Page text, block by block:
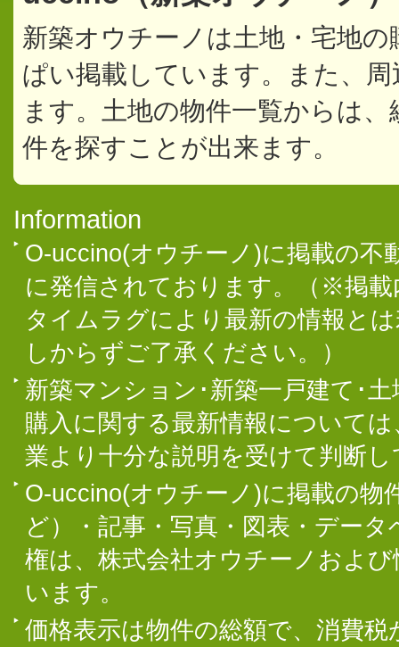
新築オウチーノは土地・宅地
ぱい掲載しています。また、
ます。土地の物件一覧からは
件を探すことが出来ます。
Information
O-uccino(オウチーノ)に掲載の不
に発信されております。（※掲
タイムラグにより最新の情報と
しからずご了承ください。）
新築マンション･新築一戸建て･
購入に関する最新情報について
業より十分な説明を受けて判断
O-uccino(オウチーノ)に掲載の物
ど）・記事・写真・図表・デー
権は、株式会社オウチーノおよ
います。
価格表示は物件の総額で、消費